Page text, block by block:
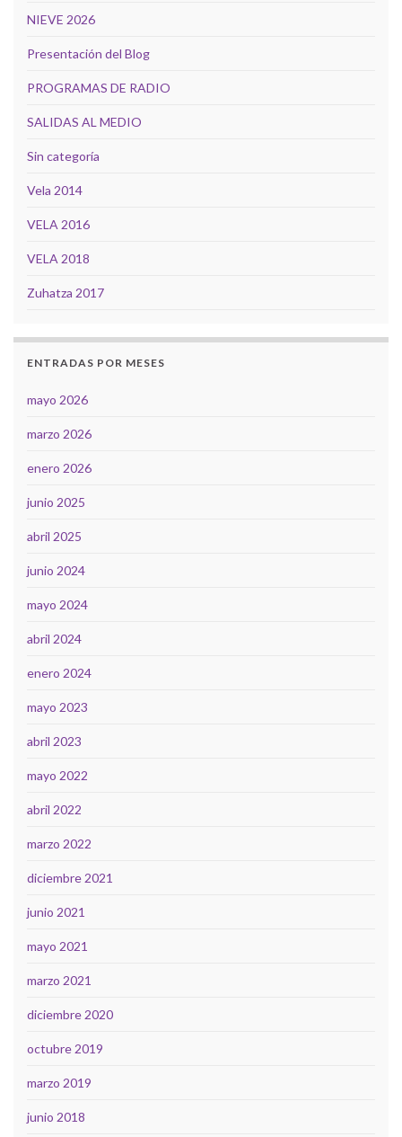
NIEVE 2026
Presentación del Blog
PROGRAMAS DE RADIO
SALIDAS AL MEDIO
Sin categoría
Vela 2014
VELA 2016
VELA 2018
Zuhatza 2017
ENTRADAS POR MESES
mayo 2026
marzo 2026
enero 2026
junio 2025
abril 2025
junio 2024
mayo 2024
abril 2024
enero 2024
mayo 2023
abril 2023
mayo 2022
abril 2022
marzo 2022
diciembre 2021
junio 2021
mayo 2021
marzo 2021
diciembre 2020
octubre 2019
marzo 2019
junio 2018